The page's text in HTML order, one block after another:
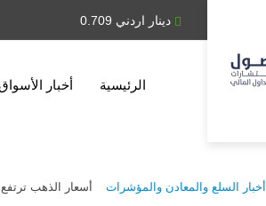
دينار اردني 0.709
الرئيسية أخبار الأسواق
أخبار السلع والمعادن والمؤشرات أسعار الذهب